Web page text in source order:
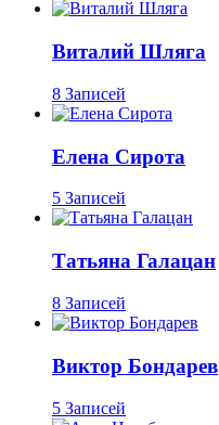
Виталий Шляга
8 Записей
Елена Сирота
5 Записей
Татьяна Галацан
8 Записей
Виктор Бондарев
5 Записей